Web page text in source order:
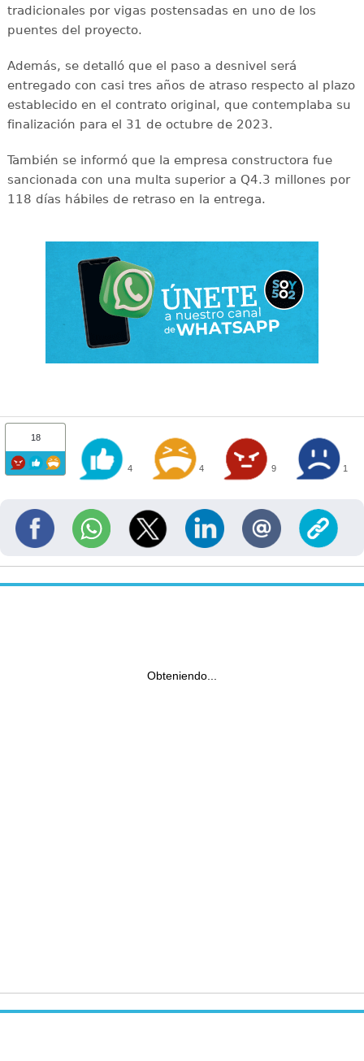
tradicionales por vigas postensadas en uno de los
puentes del proyecto.
Además, se detalló que el paso a desnivel será
entregado con casi tres años de atraso respecto al plazo
establecido en el contrato original, que contemplaba su
finalización para el 31 de octubre de 2023.
También se informó que la empresa constructora fue
sancionada con una multa superior a Q4.3 millones por
118 días hábiles de retraso en la entrega.
18
4 4 9 1
Obteniendo...